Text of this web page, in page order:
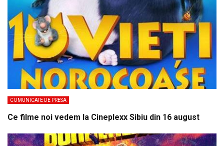
COMUNICATE DE PRESA
Ce filme noi vedem la Cineplexx Sibiu din 16 august